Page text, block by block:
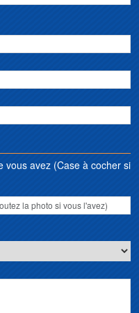
vous avez (Case à cocher si